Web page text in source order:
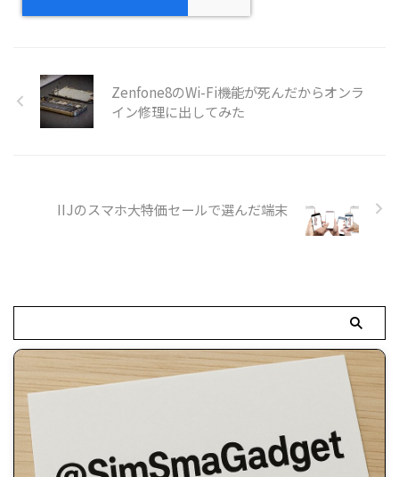
Zenfone8のWi-Fi機能が死んだからオンラ
イン修理に出してみた
IIJのスマホ大特価セールで選んだ端末